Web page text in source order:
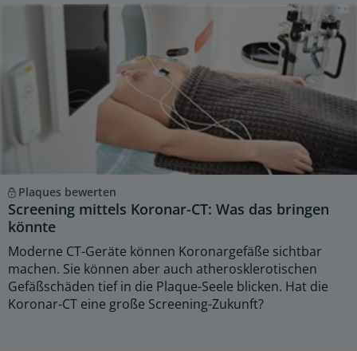
Plaques bewerten
Screening mittels Koronar-CT: Was das bringen
könnte
Moderne CT-Geräte können Koronargefäße sichtbar
machen. Sie können aber auch atherosklerotischen
Gefäßschäden tief in die Plaque-Seele blicken. Hat die
Koronar-CT eine große Screening-Zukunft?